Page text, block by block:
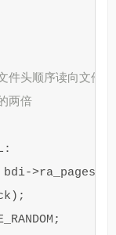
件头顺序读向文件
两倍
:
bdi->ra_pages
);
;